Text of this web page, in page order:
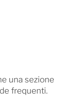
una sezione
frequenti.